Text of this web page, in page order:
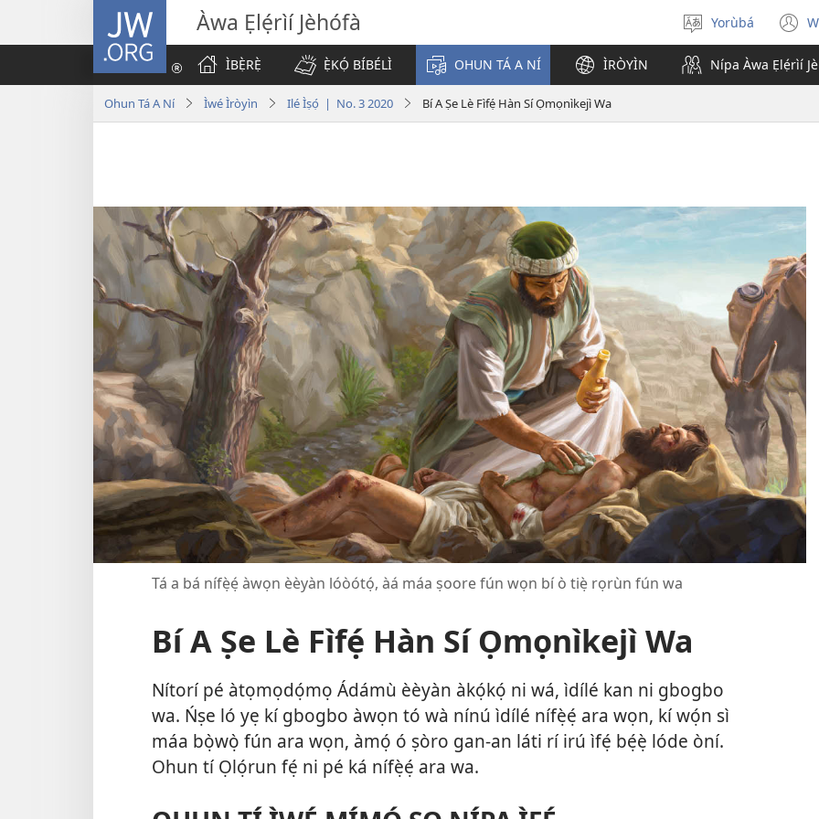
JW.ORG Àwa Ẹlẹ́rìí Jèhófà
Yan
èdè
Yorùbá
ÌBẸ̀RẸ̀
Ẹ̀KỌ́ BÍBÉLÌ OHUN TÁ A NÍ ÌRÒYÌN Nípa Àwa Ẹlẹ́rìí
Ohun Tá A Ní Ìwé Ìròyìn Ilé Ìṣọ́ | No. 3 2020 Bí A Ṣe Lè Fìfẹ́ Hàn Sí Ọmọnìkejì Wa
Tá a bá nífẹ̀ẹ́ àwọn èèyàn lóòótọ́, àá máa ṣoore fún wọn bí ò tiẹ̀ rọrùn fún wa
Bí A Ṣe Lè Fìfẹ́ Hàn Sí Ọmọnìkejì Wa
Nítorí pé àtọmọdọ́mọ Ádámù èèyàn àkọ́kọ́ ni wá, ìdílé kan ni gbogbo
wa. Ńṣe ló yẹ kí gbogbo àwọn tó wà nínú ìdílé nífẹ̀ẹ́ ara wọn, kí wọ́n sì
máa bọ̀wọ̀ fún ara wọn, àmọ́ ó ṣòro gan-an láti rí irú ìfẹ́ bẹ́ẹ̀ lóde òní.
Ohun tí Ọlọ́run fẹ́ ni pé ká nífẹ̀ẹ́ ara wa.